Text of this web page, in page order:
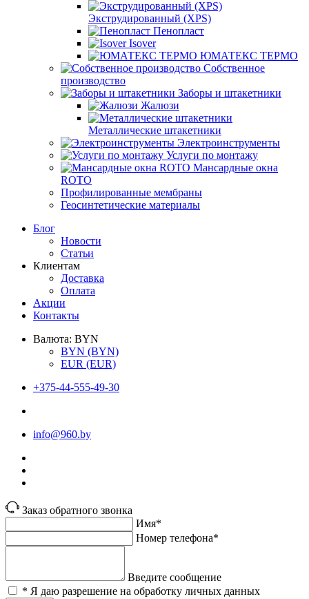
Экструдированный (XPS)
Пенопласт
Isover
ЮМАТЕКС ТЕРМО
Собственное
производство
Заборы и штакетники
Жалюзи
Металлические штакетники
Электроинструменты
Услуги по монтажу
Мансардные окна
ROTO
Профилированные мембраны
Геосинтетические материалы
Блог
Новости
Статьи
Клиентам
Доставка
Оплата
Акции
Контакты
Валюта: BYN
BYN (BYN)
EUR (EUR)
+375-44-555-49-30
info@960.by
Заказ обратного звонка
Имя*
Номер телефона*
Введите сообщение
* Я даю разрешение на обработку личных данных